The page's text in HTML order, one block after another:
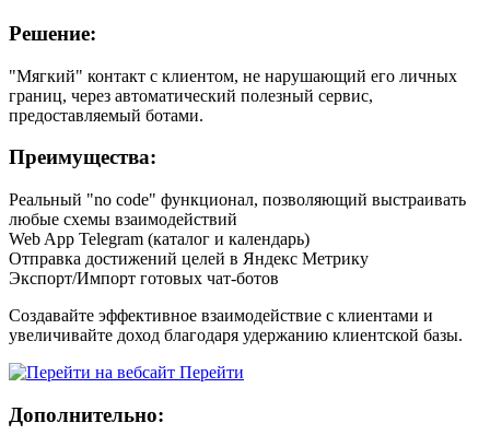
Решение:
"Мягкий" контакт с клиентом, не нарушающий его личных
границ, через автоматический полезный сервис,
предоставляемый ботами.
Преимущества:
Реальный "no code" функционал, позволяющий выстраивать
любые схемы взаимодействий
Web App Telegram (каталог и календарь)
Отправка достижений целей в Яндекс Метрику
Экспорт/Импорт готовых чат-ботов
Создавайте эффективное взаимодействие с клиентами и
увеличивайте доход благодаря удержанию клиентской базы.
Перейти
Дополнительно: